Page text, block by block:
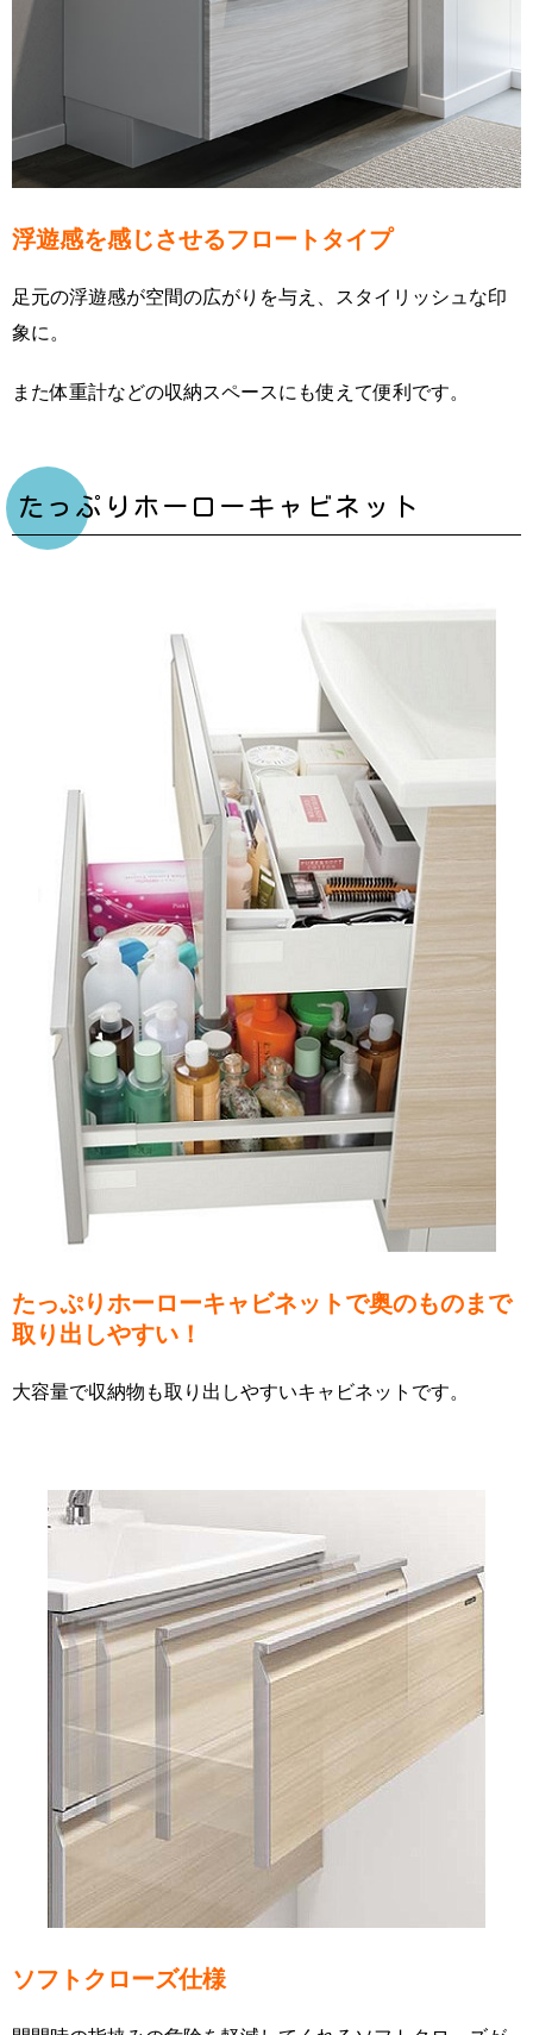
浮遊感を感じさせるフロートタイプ
足元の浮遊感が空間の広がりを与え、スタイリッシュな印
象に。
また体重計などの収納スペースにも使えて便利です。
たっぷりホーローキャビネット
たっぷりホーローキャビネットで奥のものまで
取り出しやすい！
大容量で収納物も取り出しやすいキャビネットです。
ソフトクローズ仕様